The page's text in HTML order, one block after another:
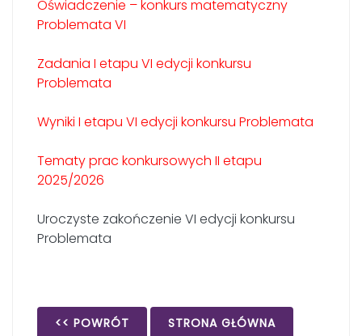
Oświadczenie – konkurs matematyczny
Problemata VI
Zadania I etapu VI edycji konkursu
Problemata
Wyniki I etapu VI edycji konkursu Problemata
Tematy prac konkursowych II etapu
2025/2026
Uroczyste zakończenie VI edycji konkursu
Problemata
<< POWRÓT STRONA GŁÓWNA